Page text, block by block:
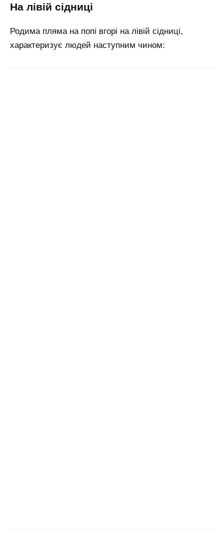
на лівій сідниці
Родима пляма на попі вгорі на лівій сідниці,
характеризує людей наступним чином: